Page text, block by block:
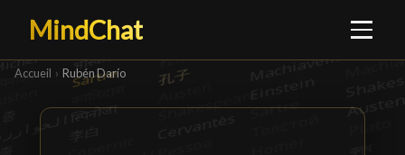
MindChat
Accueil › Rubén Darío